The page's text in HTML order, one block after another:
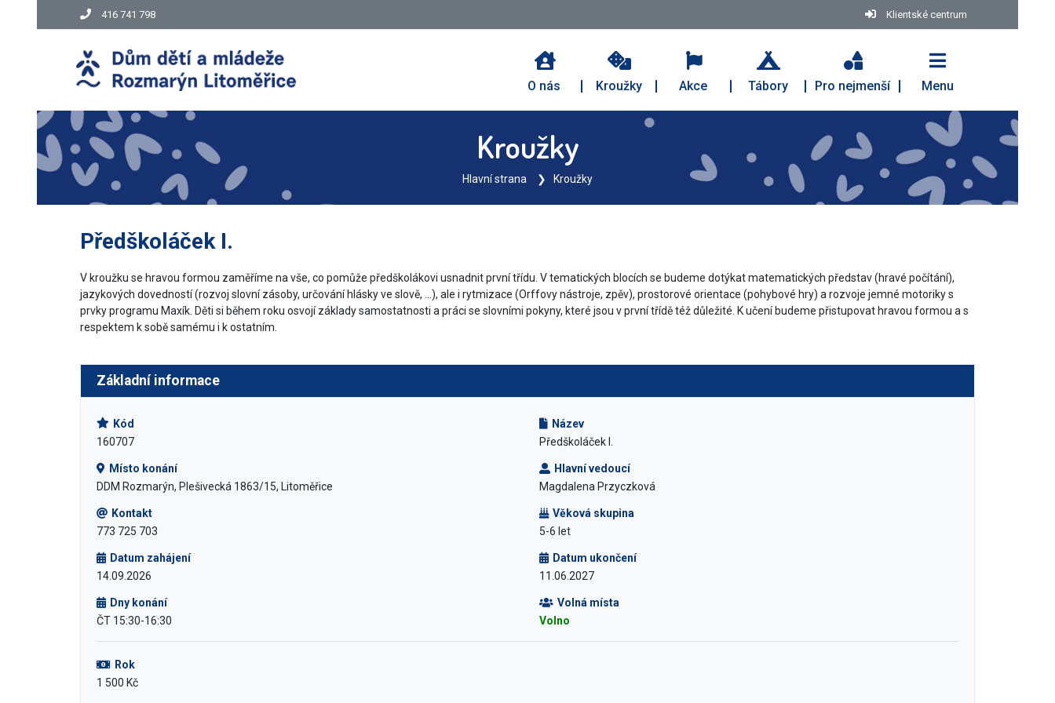
416 741 798 Klientské centrum
O nás Kroužky Akce Tábory Pro nejmenší Menu
Kroužky
Hlavní strana Kroužky
Předškoláček I.
V kroužku se hravou formou zaměříme na vše, co pomůže předškolákovi usnadnit první třídu. V tematických blocích se budeme dotýkat matematických představ (hravé počítání),
jazykových dovedností (rozvoj slovní zásoby, určování hlásky ve slově, ...), ale i rytmizace (Orffovy nástroje, zpěv), prostorové orientace (pohybové hry) a rozvoje jemné motoriky s
prvky programu Maxík. Děti si během roku osvojí základy samostatnosti a práci se slovními pokyny, které jsou v první třídě též důležité. K učení budeme přistupovat hravou formou a s
respektem k sobě samému i k ostatním.
Základní informace
Kód
160707
Název
Předškoláček I.
Místo konání
DDM Rozmarýn, Plešivecká 1863/15, Litoměřice
Hlavní vedoucí
Magdalena Przyczková
Kontakt
773 725 703
Věková skupina
5-6 let
Datum zahájení
14.09.2026
Datum ukončení
11.06.2027
Dny konání
ČT 15:30-16:30
Volná místa
Volno
Rok
1 500 Kč